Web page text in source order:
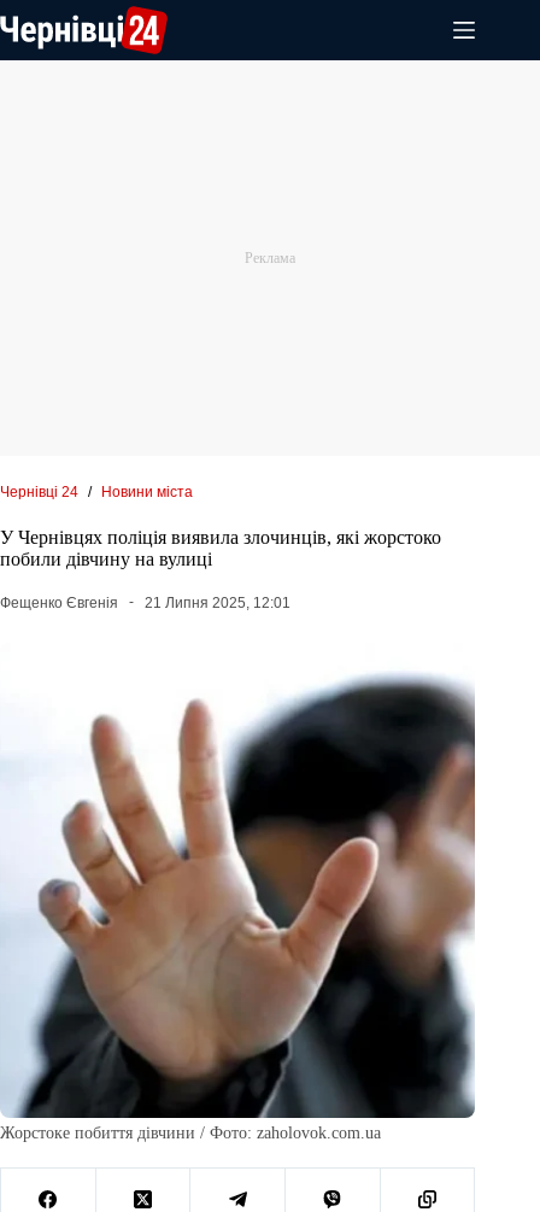
до
вмісту
Чернівці 24 / Новини міста
У Чернівцях поліція виявила злочинців, які жорстоко
побили дівчину на вулиці
Фещенко Євгенія 21 Липня 2025, 12:01
Жорстоке побиття дівчини / Фото: zaholovok.com.ua